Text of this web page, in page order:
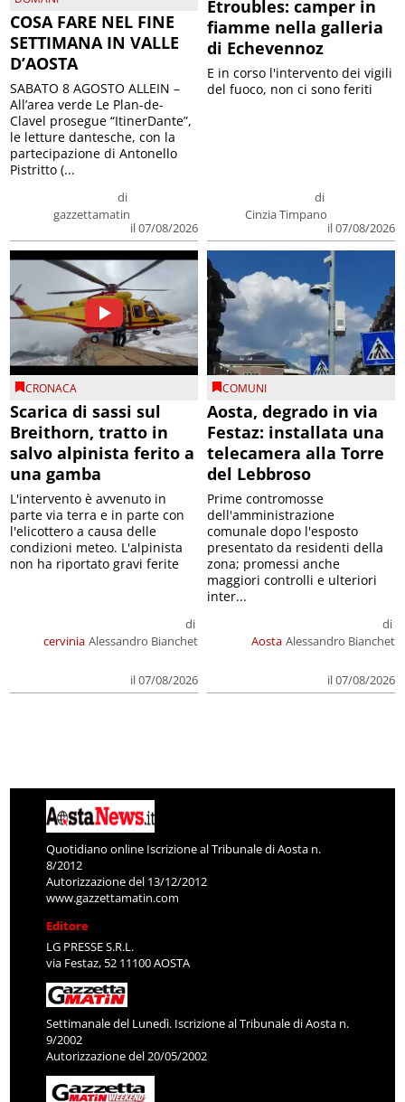
COSA FARE NEL FINE
SETTIMANA IN VALLE
D’AOSTA
di
gazzettamatin
il 07/08/2026
SABATO 8 AGOSTO ALLEIN –
All’area verde Le Plan-de-
Clavel prosegue “ItinerDante”,
le letture dantesche, con la
partecipazione di Antonello
Pistritto (...
Etroubles: camper in
fiamme nella galleria
di Echevennoz
di
Cinzia Timpano
il 07/08/2026
E in corso l'intervento dei vigili
del fuoco, non ci sono feriti
CRONACA
Scarica di sassi sul
Breithorn, tratto in
salvo alpinista ferito a
una gamba
cervinia
di
Alessandro Bianchet
il 07/08/2026
L'intervento è avvenuto in
parte via terra e in parte con
l'elicottero a causa delle
condizioni meteo. L'alpinista
non ha riportato gravi ferite
COMUNI
Aosta, degrado in via
Festaz: installata una
telecamera alla Torre
del Lebbroso
Aosta
di
Alessandro Bianchet
il 07/08/2026
Prime contromosse
dell'amministrazione
comunale dopo l'esposto
presentato da residenti della
zona; promessi anche
maggiori controlli e ulteriori
inter...
Quotidiano online Iscrizione al Tribunale di Aosta n.
8/2012
Autorizzazione del 13/12/2012
www.gazzettamatin.com
Editore
LG PRESSE S.R.L.
via Festaz, 52 11100 AOSTA
Settimanale del Lunedì. Iscrizione al Tribunale di Aosta n.
9/2002
Autorizzazione del 20/05/2002